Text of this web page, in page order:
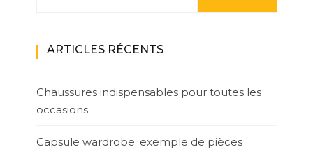
ARTICLES RÉCENTS
Chaussures indispensables pour toutes les
occasions
Capsule wardrobe: exemple de pièces